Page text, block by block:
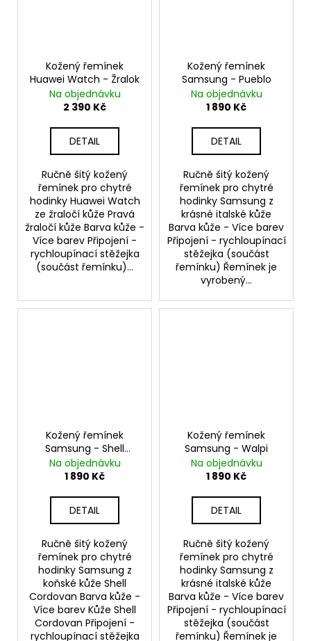
Kožený řemínek
Huawei Watch - Žralok
Na objednávku
2 390 Kč
DETAIL
Ručně šitý kožený
řemínek pro chytré
hodinky Huawei Watch
ze žraločí kůže Pravá
žraločí kůže Barva kůže -
Více barev Připojení -
rychloupínací stěžejka
(součást řemínku)...
Kožený řemínek
Samsung - Pueblo
Na objednávku
1 890 Kč
DETAIL
Ručně šitý kožený
řemínek pro chytré
hodinky Samsung z
krásné italské kůže
Barva kůže - Více barev
Připojení - rychloupínací
stěžejka (součást
řemínku) Řemínek je
vyrobený...
Kožený řemínek
Samsung - Shell
Cordovan
Na objednávku
1 890 Kč
DETAIL
Ručně šitý kožený
řemínek pro chytré
hodinky Samsung z
koňské kůže Shell
Cordovan Barva kůže -
Více barev Kůže Shell
Cordovan Připojení -
rychloupínací stěžejka
Kožený řemínek
Samsung - Walpi
Na objednávku
1 890 Kč
DETAIL
Ručně šitý kožený
řemínek pro chytré
hodinky Samsung z
krásné italské kůže
Barva kůže - Více barev
Připojení - rychloupínací
stěžejka (součást
řemínku) Řemínek je